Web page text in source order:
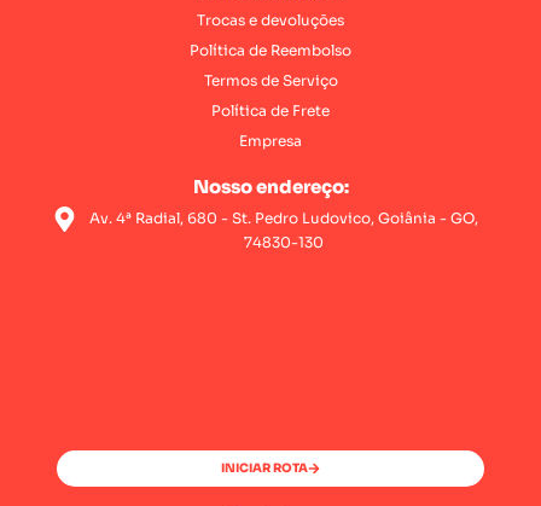
Trocas e devoluções
Política de Reembolso
Termos de Serviço
Política de Frete
Empresa
Nosso endereço:
Av. 4ª Radial, 680 - St. Pedro Ludovico, Goiânia - GO,
74830-130
INICIAR ROTA